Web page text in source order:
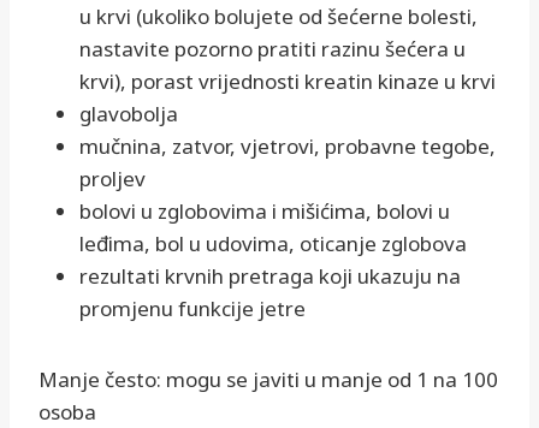
u krvi (ukoliko bolujete od šećerne bolesti,
nastavite pozorno pratiti razinu šećera u
krvi), porast vrijednosti kreatin kinaze u krvi
glavobolja
mučnina, zatvor, vjetrovi, probavne tegobe,
proljev
bolovi u zglobovima i mišićima, bolovi u
leđima, bol u udovima, oticanje zglobova
rezultati krvnih pretraga koji ukazuju na
promjenu funkcije jetre
Manje često: mogu se javiti u manje od 1 na 100
osoba